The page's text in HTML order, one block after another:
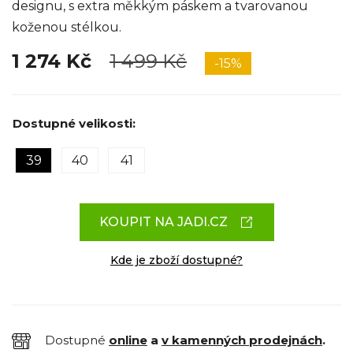
designu, s extra měkkým páskem a tvarovanou
koženou stélkou.
1 274 Kč 1 499 Kč -15%
Dostupné velikosti:
39 40 41
KOUPIT NA JADI.CZ
Kde je zboží dostupné?
Dostupné online a v kamenných prodejnách.